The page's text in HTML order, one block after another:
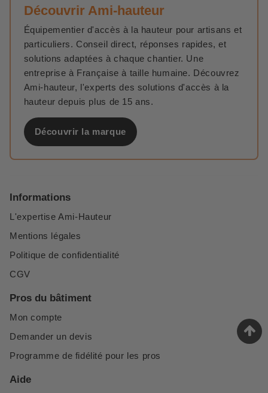
Découvrir Ami-hauteur
Équipementier d'accès à la hauteur pour artisans et
particuliers. Conseil direct, réponses rapides, et
solutions adaptées à chaque chantier. Une
entreprise à Française à taille humaine. Découvrez
Ami-hauteur, l'experts des solutions d'accès à la
hauteur depuis plus de 15 ans.
Découvrir la marque
Informations
L'expertise Ami-Hauteur
Mentions légales
Politique de confidentialité
CGV
Pros du bâtiment
Mon compte
Demander un devis
Programme de fidélité pour les pros
Aide